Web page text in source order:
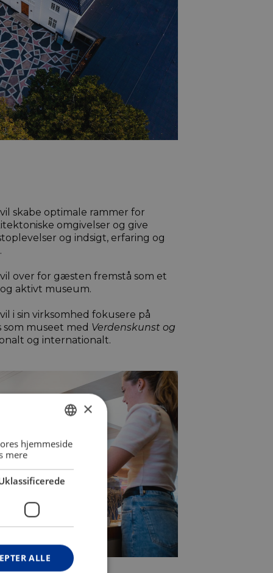
skabe optimale rammer for
omgivelser og give
og indsigt, erfaring og
over for gæsten fremstå som et
aktivt museum.
i sin virksomhed fokusere på
museet med Verdenskunst og
og internationalt.
DANISH
×
hjemmeside
mere
ALLE